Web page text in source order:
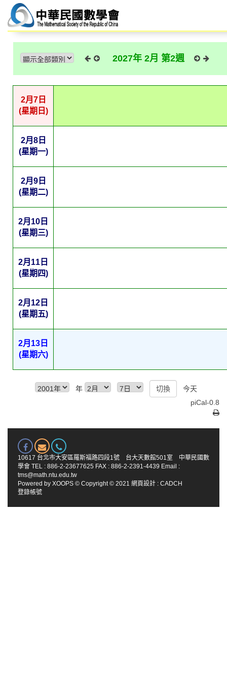
2027年 2月 第2週
2月7日
(星期日)
2月8日
(星期一)
2月9日
(星期二)
2月10日
(星期三)
2月11日
(星期四)
2月12日
(星期五)
2月13日
(星期六)
年
今天
piCal-0.8
10617 台北市大安區羅斯福路四段1號 台大天數館501室 中華民國數
學會 TEL : 886-2-23677625 FAX : 886-2-2391-4439 Email :
tms@math.ntu.edu.tw
Powered by XOOPS © Copyright © 2021 網頁設計 : CADCH
登錄帳號